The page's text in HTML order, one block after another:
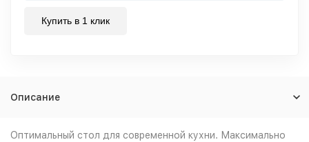
Купить в 1 клик
Описание
Оптимальный стол для современной кухни. Максимально